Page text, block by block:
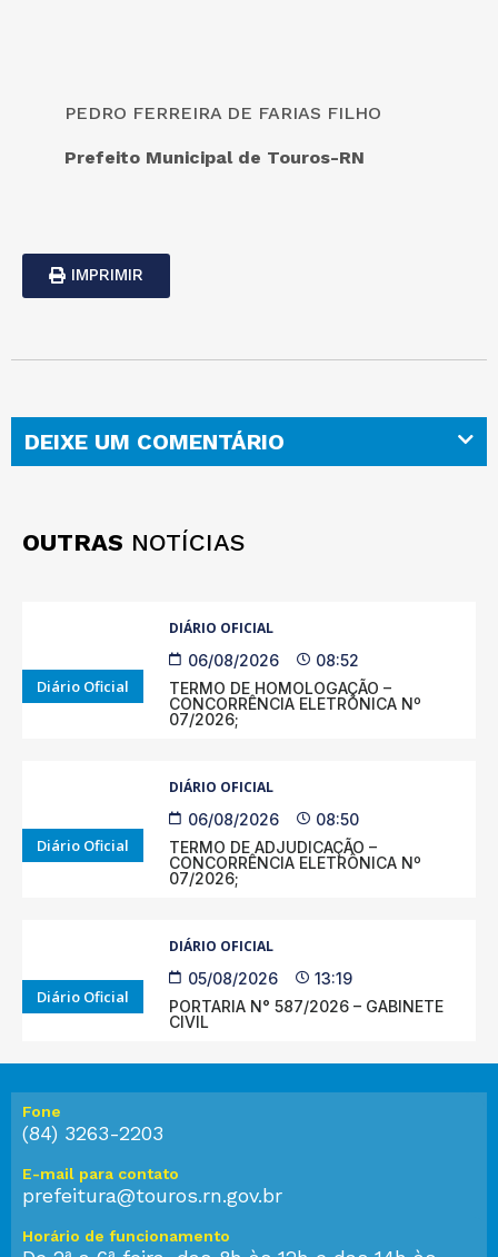
PEDRO FERREIRA DE FARIAS FILHO
Prefeito Municipal de Touros-RN
IMPRIMIR
DEIXE UM COMENTÁRIO
OUTRAS NOTÍCIAS
Diário Oficial
DIÁRIO OFICIAL
06/08/2026
08:52
TERMO DE HOMOLOGAÇÃO –
CONCORRÊNCIA ELETRÔNICA Nº
07/2026;
Diário Oficial
DIÁRIO OFICIAL
06/08/2026
08:50
TERMO DE ADJUDICAÇÃO –
CONCORRÊNCIA ELETRÔNICA Nº
07/2026;
Diário Oficial
DIÁRIO OFICIAL
05/08/2026
13:19
PORTARIA N° 587/2026 – GABINETE
CIVIL
Fone
(84) 3263-2203
E-mail para contato
prefeitura@touros.rn.gov.br
Horário de funcionamento